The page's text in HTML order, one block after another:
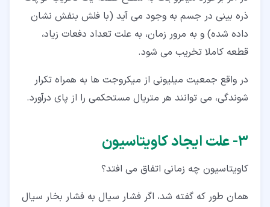
ذره بینی در جسم به وجود می آید (با فلش بنفش نشان
داده شده) و به مرور زمان، به علت تعداد دفعات زیاد،
قطعه کاملا تخریب می شود.
در واقع جمعیت میلیونی از میکروجت ها به همراه تکرار
شوندگی، می توانند هر متریال مستحکمی را از پای درآورد.
۳‏- علت ایجاد کاویتاسیون
کاویتاسیون چه زمانی اتفاق می افتد؟
همان طور که گفته شد، اگر فشار سیال به فشار بخار سیال